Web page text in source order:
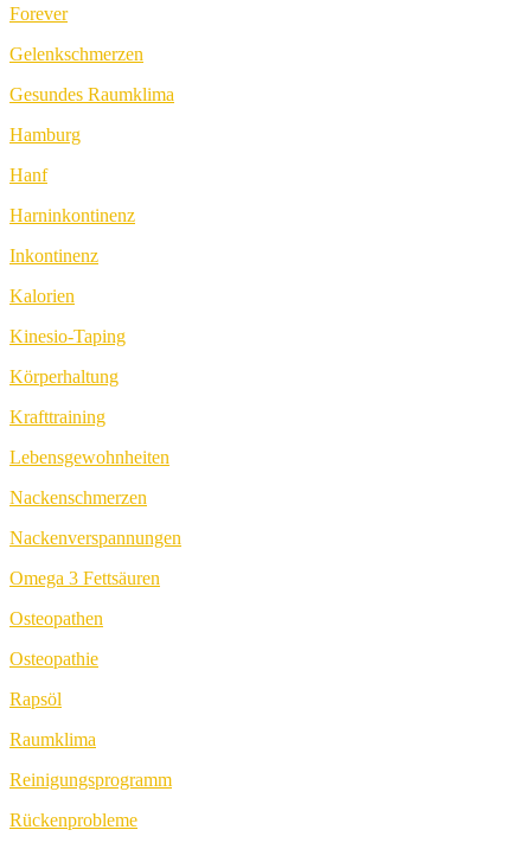
Forever
Gelenkschmerzen
Gesundes Raumklima
Hamburg
Hanf
Harninkontinenz
Inkontinenz
Kalorien
Kinesio-Taping
Körperhaltung
Krafttraining
Lebensgewohnheiten
Nackenschmerzen
Nackenverspannungen
Omega 3 Fettsäuren
Osteopathen
Osteopathie
Rapsöl
Raumklima
Reinigungsprogramm
Rückenprobleme